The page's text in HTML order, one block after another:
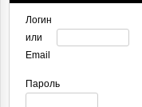
Логин
или
Email
Пароль